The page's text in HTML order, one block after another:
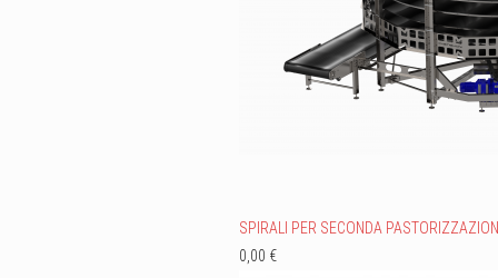
SPIRALI PER SECONDA
0,00 €